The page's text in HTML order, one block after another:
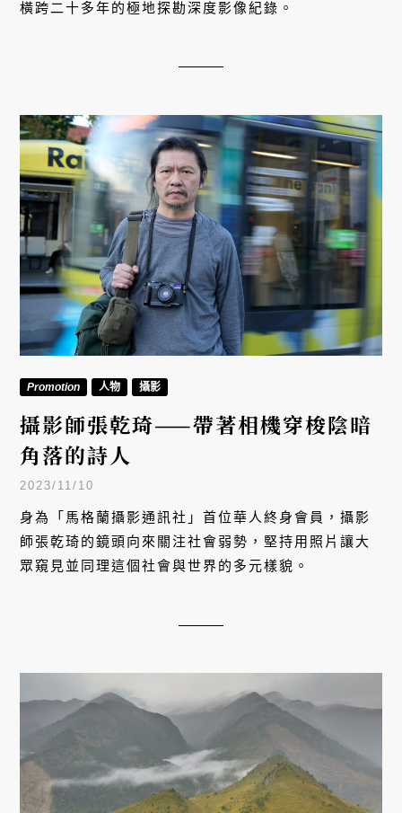
橫跨二十多年的極地探勘深度影像紀錄。
Promotion 人物 攝影
攝影師張乾琦——帶著相機穿梭陰暗
角落的詩人
2023/11/10
身為「馬格蘭攝影通訊社」首位華人終身會員，攝影
師張乾琦的鏡頭向來關注社會弱勢，堅持用照片讓大
眾窺見並同理這個社會與世界的多元樣貌。